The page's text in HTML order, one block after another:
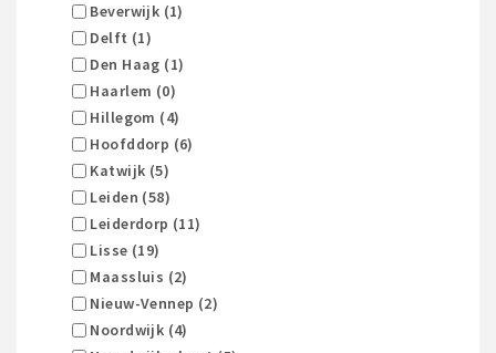
Beverwijk (1)
Delft (1)
Den Haag (1)
Haarlem (0)
Hillegom (4)
Hoofddorp (6)
Katwijk (5)
Leiden (58)
Leiderdorp (11)
Lisse (19)
Maassluis (2)
Nieuw-Vennep (2)
Noordwijk (4)